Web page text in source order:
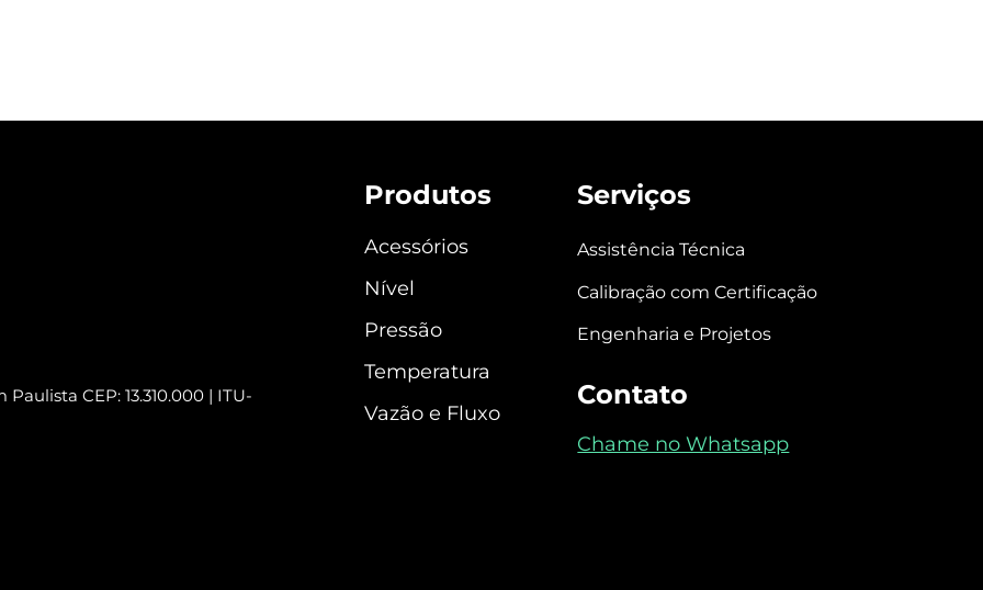
CEP: 13.310.000 | ITU-
Produtos
Acessórios
Nível
Pressão
Temperatura
Vazão e Fluxo
Serviços
Assistência Técnica
Calibração com Certificação
Engenharia e Projetos
Contato
Chame no Whatsapp